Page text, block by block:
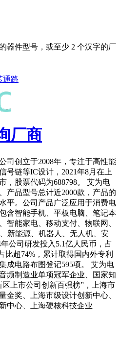
器件型号，或至少 2 个汉字的厂
通路
厂商
司创立于2008年，专注于高性能
号链等IC设计，2021年8月在上
，股票代码为688798。 艾为电
产品型号总计近2000款，产品的
平。公司产品广泛应用于消费电
含智能手机、平板电脑、笔记本
智能家电、移动支付、物联网、
新能源、机器人、无人机、安
公司研发投入5.1亿人民币，占
比超74%，累计取得国内外专利
成电路布图登记595项。 艾为电
频制造业单项冠军企业、国家知
上市公司创新百强榜”，上海市
金奖、上海市级设计创新中心、
中心、上海硬核科技企业